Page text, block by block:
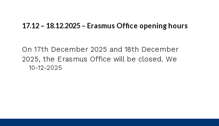
17.12 – 18.12.2025 – Erasmus Office opening hours
On 17th December 2025 and 18th December
2025, the Erasmus Office will be closed. We
10-12-2025